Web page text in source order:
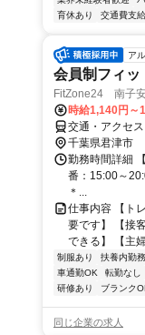
育休あり
交通費支給
ア
会員制フィッ
FitZone24 南子
時給1,140円～
交通・アクセ
千葉県君津市
勤務時間詳細
番：15:00～
＊...
仕事内容 【ト
要です】 【接
できる】 【主
制服あり 扶養内勤
車通勤OK
転勤なし
研修あり
ブランク
同じ企業の求人